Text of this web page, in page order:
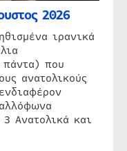
2026
ιρανικά
πάντα) που
ανατολικούς
Ανατολικά και